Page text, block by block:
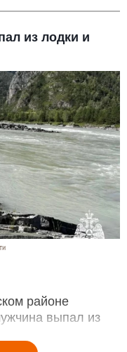
из лодки и
районе
выпал из